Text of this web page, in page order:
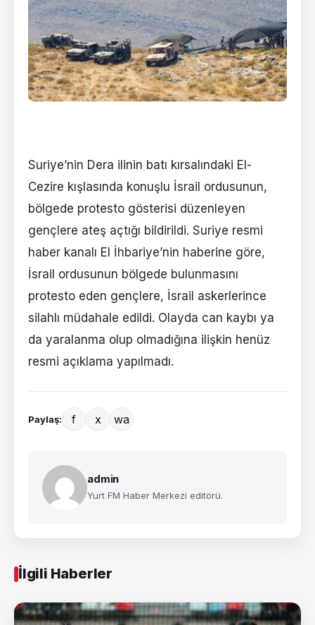
Suriye’nin Dera ilinin batı kırsalındaki El-
Cezire kışlasında konuşlu İsrail ordusunun,
bölgede protesto gösterisi düzenleyen
gençlere ateş açtığı bildirildi. Suriye resmi
haber kanalı El İhbariye’nin haberine göre,
İsrail ordusunun bölgede bulunmasını
protesto eden gençlere, İsrail askerlerince
silahlı müdahale edildi. Olayda can kaybı ya
da yaralanma olup olmadığına ilişkin henüz
resmi açıklama yapılmadı.
Paylaş: f x wa
admin
Yurt FM Haber Merkezi editörü.
İlgili Haberler